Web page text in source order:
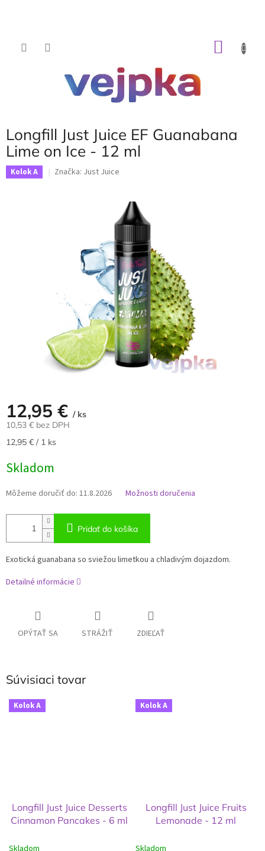
Longfill Just Juice EF Guanabana
Lime on Ice - 12 ml
Kolok A Značka: Just Juice
12,95 € / ks
10,53 € bez DPH
Jednotková
12,95 € / 1 ks
Skladom
Môžeme doručiť do: 11.8.2026 Možnosti doručenia
Pridať do košíka
Exotická guanabana so sviežou limetkou a chladivým dojazdom.
Detailné informácie
OPÝTAŤ SA STRÁŽIŤ ZDIEĽAŤ
Súvisiaci tovar
Kolok A
Longfill Just Juice Desserts
Cinnamon Pancakes - 6 ml
Kolok A
Longfill Just Juice Fruits
Lemonade - 12 ml